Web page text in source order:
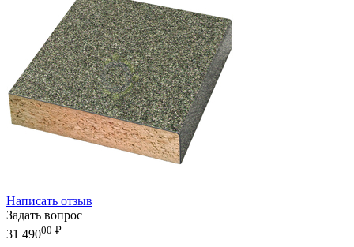
Написать отзыв
Задать вопрос
31 49000 ₽